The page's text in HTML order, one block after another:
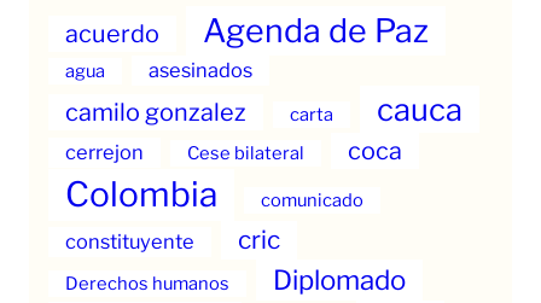
acuerdo Agenda de Paz
agua asesinados
camilo gonzalez carta cauca
cerrejon Cese bilateral coca
Colombia comunicado
constituyente cric
Derechos humanos Diplomado